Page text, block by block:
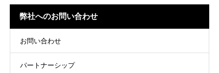
弊社へのお問い合わせ
お問い合わせ
パートナーシップ